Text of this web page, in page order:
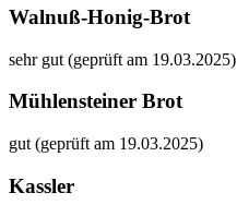
Walnuß-Honig-Brot
sehr gut (geprüft am 19.03.2025)
Mühlensteiner Brot
gut (geprüft am 19.03.2025)
Kassler